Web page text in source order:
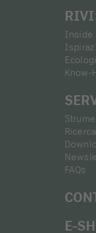
Inside
Know-
FAQs
E-